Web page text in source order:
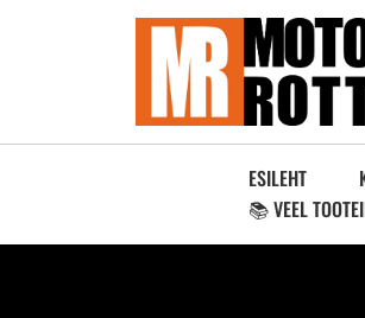
ESILEHT
📚 VEEL